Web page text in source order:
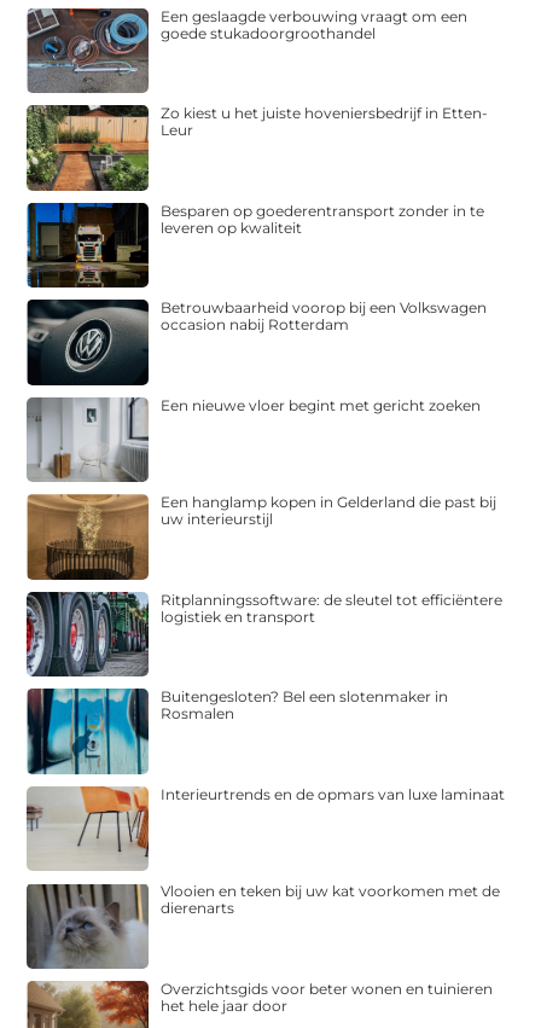
Een geslaagde verbouwing vraagt om een
goede stukadoorgroothandel
Zo kiest u het juiste hoveniersbedrijf in Etten-
Leur
Besparen op goederentransport zonder in te
leveren op kwaliteit
Betrouwbaarheid voorop bij een Volkswagen
occasion nabij Rotterdam
Een nieuwe vloer begint met gericht zoeken
Een hanglamp kopen in Gelderland die past bij
uw interieurstijl
Ritplanningssoftware: de sleutel tot efficiëntere
logistiek en transport
Buitengesloten? Bel een slotenmaker in
Rosmalen
Interieurtrends en de opmars van luxe laminaat
Vlooien en teken bij uw kat voorkomen met de
dierenarts
Overzichtsgids voor beter wonen en tuinieren
het hele jaar door